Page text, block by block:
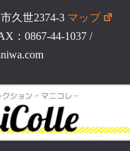
久世2374-3 マップ
：0867-44-1037/